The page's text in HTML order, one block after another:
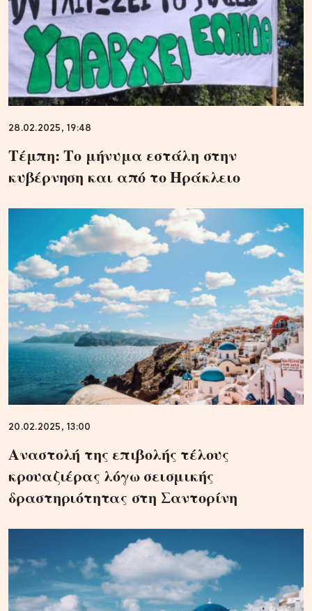
28.02.2025, 19:48
Τέμπη: Το μήνυμα εστάλη στην
κυβέρνηση και από το Ηράκλειο
20.02.2025, 13:00
Αναστολή της επιβολής τέλους
κρουαζιέρας λόγω σεισμικής
δραστηριότητας στη Σαντορίνη